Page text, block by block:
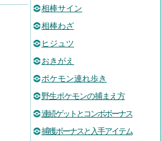
相棒サイン
相棒わざ
ヒジュツ
おきがえ
ポケモン連れ歩き
野生ポケモンの捕まえ方
連続ゲットとコンボボーナス
捕獲ボーナスと入手アイテム